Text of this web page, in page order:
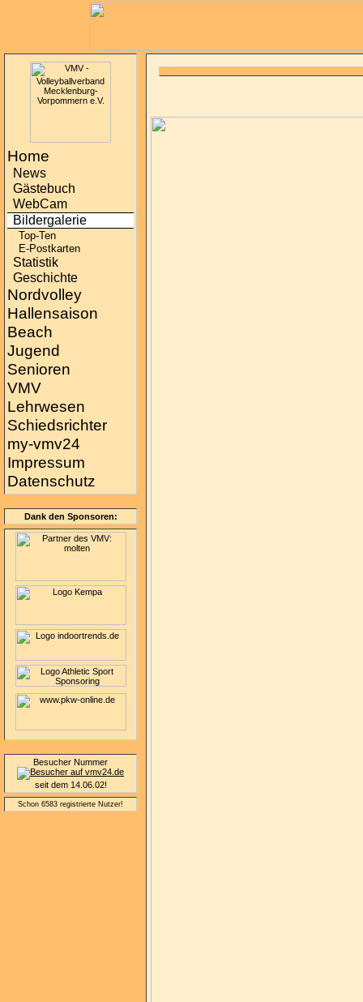
Home
News
Gästebuch
WebCam
Bildergalerie
Top-Ten
E-Postkarten
Statistik
Geschichte
Nordvolley
Hallensaison
Beach
Jugend
Senioren
VMV
Lehrwesen
Schiedsrichter
my-vmv24
Impressum
Datenschutz
Dank den Sponsoren:
Besucher Nummer
seit dem 14.06.02!
Schon 6583 registrierte Nutzer!